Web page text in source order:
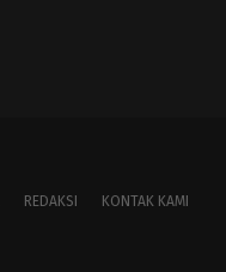
REDAKSI KONTAK KAMI